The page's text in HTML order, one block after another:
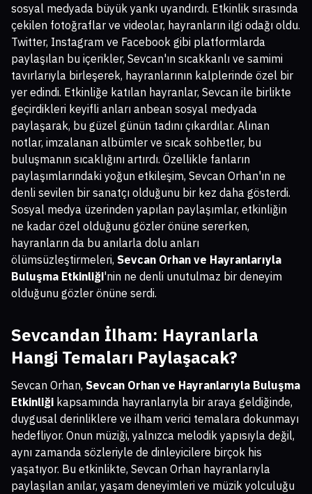
sosyal medyada büyük yankı uyandırdı. Etkinlik sırasında
çekilen fotoğraflar ve videolar, hayranların ilgi odağı oldu.
Twitter, Instagram ve Facebook gibi platformlarda
paylaşılan bu içerikler, Sevcan'ın sıcakkanlı ve samimi
tavırlarıyla birleşerek, hayranlarının kalplerinde özel bir
yer edindi. Etkinliğe katılan hayranlar, Sevcan ile birlikte
geçirdikleri keyifli anları anbean sosyal medyada
paylaşarak, bu güzel günün tadını çıkardılar. Alınan
notlar, imzalanan albümler ve sıcak sohbetler, bu
buluşmanın sıcaklığını artırdı. Özellikle fanların
paylaşımlarındaki yoğun etkileşim, Sevcan Orhan'ın ne
denli sevilen bir sanatçı olduğunu bir kez daha gösterdi.
Sosyal medya üzerinden yapılan paylaşımlar, etkinliğin
ne kadar özel olduğunu gözler önüne sererken,
hayranların da bu anılarla dolu anları
ölümsüzleştirmeleri, Sevcan Orhan ve Hayranlarıyla
Buluşma Etkinliği'nin ne denli unutulmaz bir deneyim
olduğunu gözler önüne serdi.
Sevcandan İlham: Hayranlarla
Hangi Temaları Paylaşacak?
Sevcan Orhan, Sevcan Orhan ve Hayranlarıyla Buluşma
Etkinliği kapsamında hayranlarıyla bir araya geldiğinde,
duygusal derinliklere ve ilham verici temalara dokunmayı
hedefliyor. Onun müziği, yalnızca melodik yapısıyla değil,
aynı zamanda sözleriyle de dinleyicilere birçok his
yaşatıyor. Bu etkinlikte, Sevcan Orhan hayranlarıyla
paylaşılan anılar, yaşam deneyimleri ve müzik yolculuğu